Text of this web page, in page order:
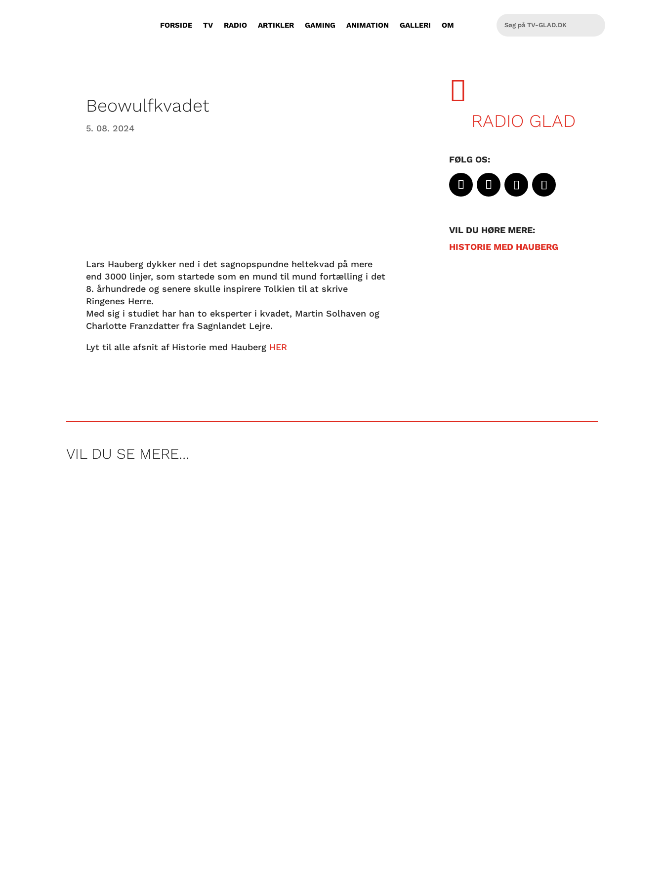
FORSIDE TV RADIO ARTIKLER GAMING ANIMATION GALLERI OM
Beowulfkvadet
5. 08. 2024
Lars Hauberg dykker ned i det sagnopspundne heltekvad på mere
end 3000 linjer, som startede som en mund til mund fortælling i det
8. århundrede og senere skulle inspirere Tolkien til at skrive
Ringenes Herre.
Med sig i studiet har han to eksperter i kvadet, Martin Solhaven og
Charlotte Franzdatter fra Sagnlandet Lejre.
Lyt til alle afsnit af Historie med Hauberg HER

RADIO GLAD
FØLG OS:
VIL DU HØRE MERE:
HISTORIE MED HAUBERG
VIL DU SE MERE…